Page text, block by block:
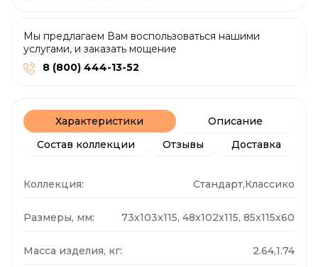
Мы предлагаем Вам воспользоваться нашими
услугами, и заказать мощение
8 (800) 444-13-52
Характеристики
Описание
Состав коллекции
Отзывы Доставка
Коллекция: Стандарт,Классико
Размеры, мм: 73x103x115, 48x102x115, 85x115x60
Масса изделия, кг: 2.64,1.74